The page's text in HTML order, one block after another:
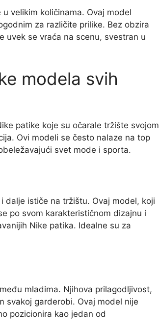
velikim količinama. Ovaj model
za različite prilike. Bez obzira
uvek se vraća na scenu, svestran u
modela svih
patike koje su očarale tržište svojom
Ovi modeli se često nalaze na top
svet mode i sporta.
dalje ističe na tržištu. Ovaj model, koji
po svom karakterističnom dizajnu i
Nike patika. Idealne su za
mladima. Njihova prilagodljivost,
svakoj garderobi. Ovaj model nije
pozicionira kao jedan od